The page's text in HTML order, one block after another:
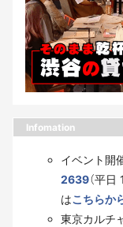
Infomation
イベント開
2639（平
はこちらか
東京カルチ